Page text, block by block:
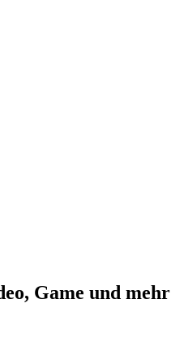
Game und mehr